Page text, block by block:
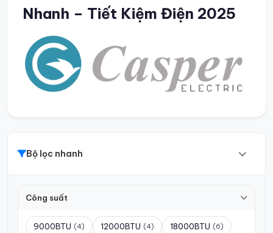
Nhanh – Tiết Kiệm Điện 2025
Bộ lọc nhanh
Công suất
9000BTU (4) 12000BTU (4) 18000BTU (6)